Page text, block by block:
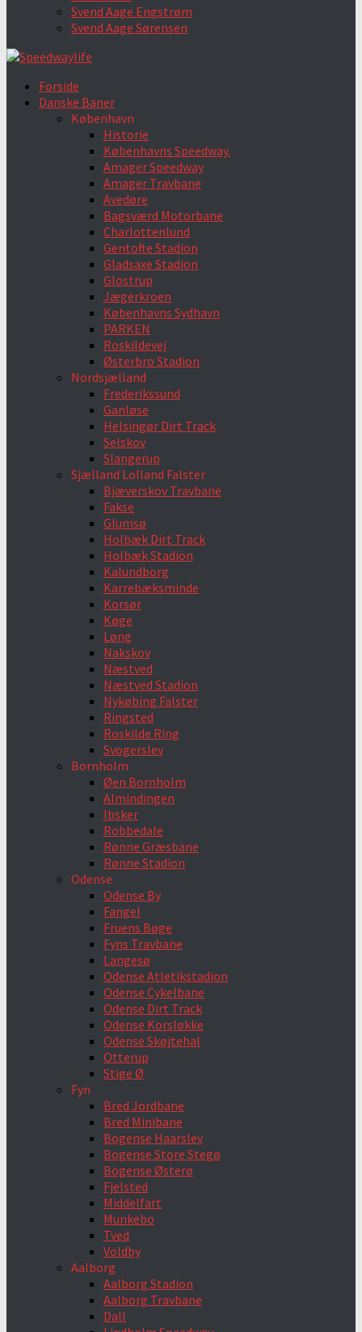
Svend Aage Engstrøm
Svend Aage Sørensen
Forside
Danske Baner
København
Historie
Københavns Speedway.
Amager Speedway
Amager Travbane
Avedøre
Bagsværd Motorbane
Charlottenlund
Gentofte Stadion
Gladsaxe Stadion
Glostrup
Jægerkroen
Københavns Sydhavn
PARKEN
Roskildevej
Østerbro Stadion
Nordsjælland
Frederikssund
Ganløse
Helsingør Dirt Track
Selskov
Slangerup
Sjælland Lolland Falster
Bjæverskov Travbane
Fakse
Glumsø
Holbæk Dirt Track
Holbæk Stadion
Kalundborg
Karrebæksminde
Korsør
Køge
Løng
Nakskov
Næstved
Næstved Stadion
Nykøbing Falster
Ringsted
Roskilde Ring
Svogerslev
Bornholm
Øen Bornholm
Almindingen
Ibsker
Robbedale
Rønne Græsbane
Rønne Stadion
Odense
Odense By
Fangel
Fruens Bøge
Fyns Travbane
Langesø
Odense Atletikstadion
Odense Cykelbane
Odense Dirt Track
Odense Korsløkke
Odense Skøjtehal
Otterup
Stige Ø
Fyn
Bred Jordbane
Bred Minibane
Bogense Haarslev
Bogense Store Stegø
Bogense Østerø
Fjelsted
Middelfart
Munkebo
Tved
Voldby
Aalborg
Aalborg Stadion
Aalborg Travbane
Dall